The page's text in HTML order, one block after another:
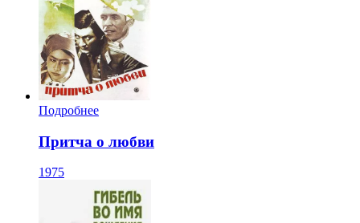
Подробнее
Притча о любви
1975